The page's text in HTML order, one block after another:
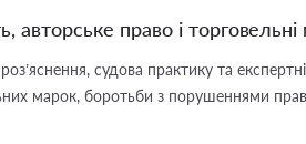
авторське право і
судова практику та
марок, боротьби з порушеннями